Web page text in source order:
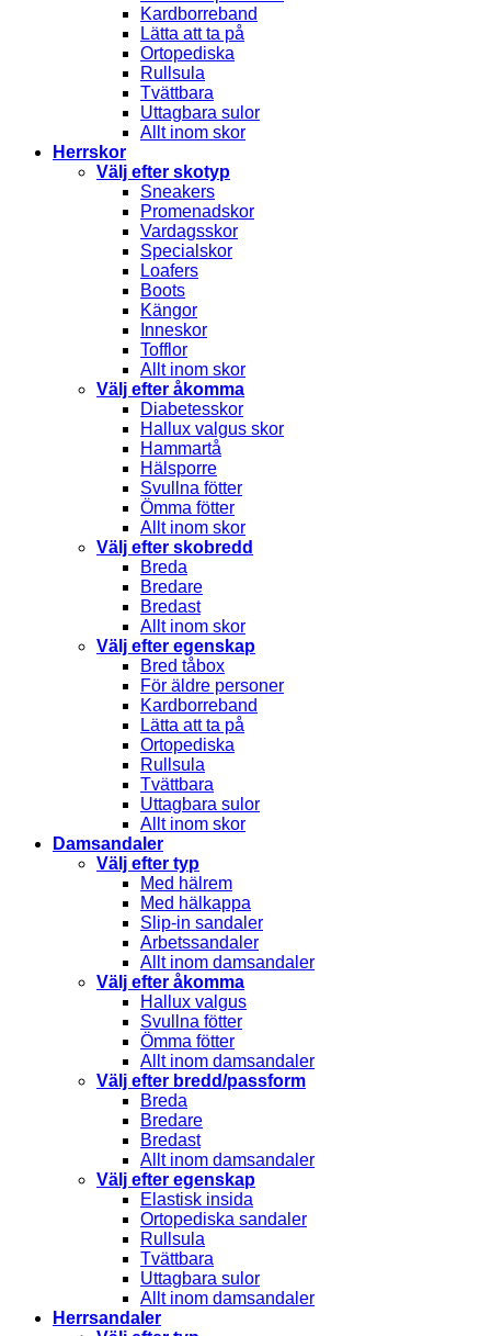
Kardborreband
Lätta att ta på
Ortopediska
Rullsula
Tvättbara
Uttagbara sulor
Allt inom skor
Herrskor
Välj efter skotyp
Sneakers
Promenadskor
Vardagsskor
Specialskor
Loafers
Boots
Kängor
Inneskor
Tofflor
Allt inom skor
Välj efter åkomma
Diabetesskor
Hallux valgus skor
Hammartå
Hälsporre
Svullna fötter
Ömma fötter
Allt inom skor
Välj efter skobredd
Breda
Bredare
Bredast
Allt inom skor
Välj efter egenskap
Bred tåbox
För äldre personer
Kardborreband
Lätta att ta på
Ortopediska
Rullsula
Tvättbara
Uttagbara sulor
Allt inom skor
Damsandaler
Välj efter typ
Med hälrem
Med hälkappa
Slip-in sandaler
Arbetssandaler
Allt inom damsandaler
Välj efter åkomma
Hallux valgus
Svullna fötter
Ömma fötter
Allt inom damsandaler
Välj efter bredd/passform
Breda
Bredare
Bredast
Allt inom damsandaler
Välj efter egenskap
Elastisk insida
Ortopediska sandaler
Rullsula
Tvättbara
Uttagbara sulor
Allt inom damsandaler
Herrsandaler